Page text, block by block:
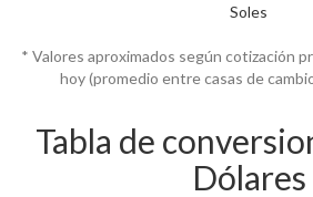
Soles
* Valores aproximados según cotización
hoy (promedio entre casas de
Tabla de
Dólares